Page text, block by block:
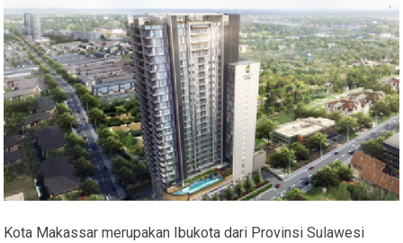
Kota Makassar merupakan Ibukota dari Provinsi Sulawesi